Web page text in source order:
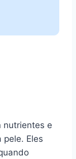
nutrientes e
pele. Eles